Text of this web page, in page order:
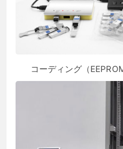
コーディング（